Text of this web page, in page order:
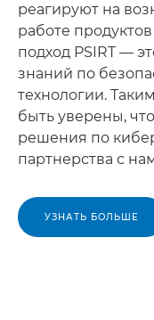
реагируют на
работе
подход PSIRT —
знаний по
технологии.
быть уверены,
решения по
партнерства с
УЗНАТЬ БОЛЬШЕ